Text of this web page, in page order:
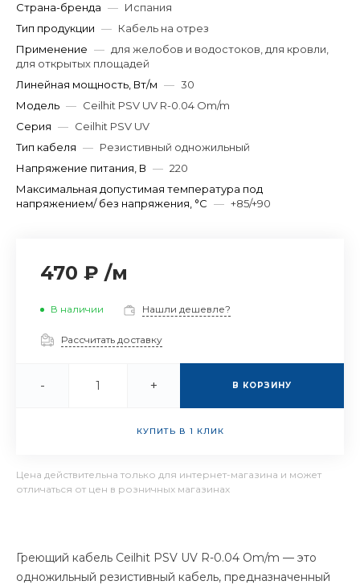
Страна-бренда — Испания
Тип продукции — Кабель на отрез
Применение — для желобов и водостоков, для кровли,
для открытых площадей
Линейная мощность, Вт/м — 30
Модель — Ceilhit PSV UV R-0.04 Om/m
Серия — Ceilhit PSV UV
Тип кабеля — Резистивный одножильный
Напряжение питания, В — 220
Максимальная допустимая температура под
напряжением/ без напряжения, °C — +85/+90
470 ₽ /м
В наличии Нашли дешевле?
Рассчитать доставку
- + В КОРЗИНУ
КУПИТЬ В 1 КЛИК
Цена действительна только для интернет-магазина и может
отличаться от цен в розничных магазинах
Греющий кабель Ceilhit PSV UV R-0.04 Om/m — это
одножильный резистивный кабель, предназначенный